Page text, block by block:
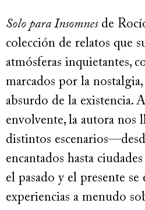
Solo para Insomnesde
colección de relatos que
atmósferas inquietantes,
marcados por la
absurdo de la existencia.
envolvente, la autora nos
distintos
encantados hasta
el pasado y el presente se
experiencias a menudo